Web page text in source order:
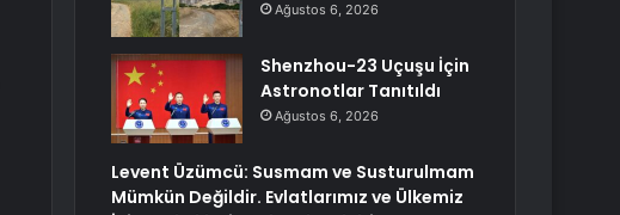
Ağustos 6, 2026
Shenzhou-23 Uçuşu İçin
Astronotlar Tanıtıldı
Ağustos 6, 2026
Levent Üzümcü: Susmam ve Susturulmam
Mümkün Değildir. Evlatlarımız ve Ülkemiz